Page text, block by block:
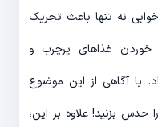
نه تنها باعث تحریک
خوردن غذاهای پرچرب و
با آگاهی از این موضوع
حدس بزنید! علاوه بر این،